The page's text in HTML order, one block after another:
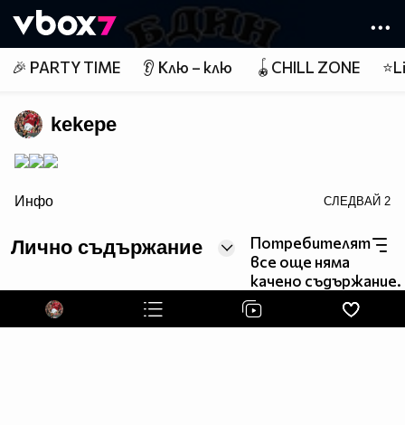
👾
🎉 PARTY TIME 👂 Клю – клю 🪀CHILL ZONE
kekepe
Инфо СЛЕДВАЙ 2
Лично съдържание
Потребителят
все още няма
качено съдържание.